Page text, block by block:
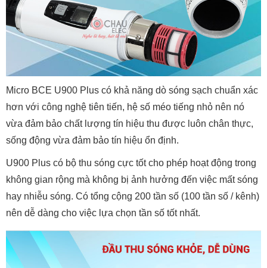
Micro BCE U900 Plus có khả năng dò sóng sạch chuẩn xác
hơn với công nghệ tiên tiến, hệ số méo tiếng nhỏ nên nó
vừa đảm bảo chất lượng tín hiệu thu được luôn chân thực,
sống động vừa đảm bảo tín hiệu ổn định.
U900 Plus có bộ thu sóng cực tốt cho phép hoạt động trong
không gian rộng mà không bị ảnh hưởng đến việc mất sóng
hay nhiễu sóng. Có tổng cộng 200 tần số (100 tần số / kênh)
nên dễ dàng cho việc lựa chọn tần số tốt nhất.